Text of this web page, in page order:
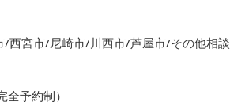
/西宮市/尼崎市/川西市/芦屋市/その他相談
予約制）